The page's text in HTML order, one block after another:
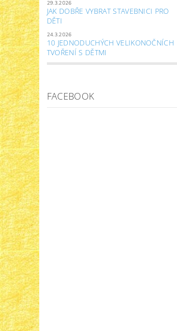
29.3.2026
JAK DOBŘE VYBRAT STAVEBNICI PRO
DĚTI
24.3.2026
10 JEDNODUCHÝCH VELIKONOČNÍCH
TVOŘENÍ S DĚTMI
FACEBOOK